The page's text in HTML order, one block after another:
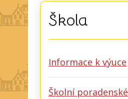
Škola
Informace k výuce
Školní poradenské